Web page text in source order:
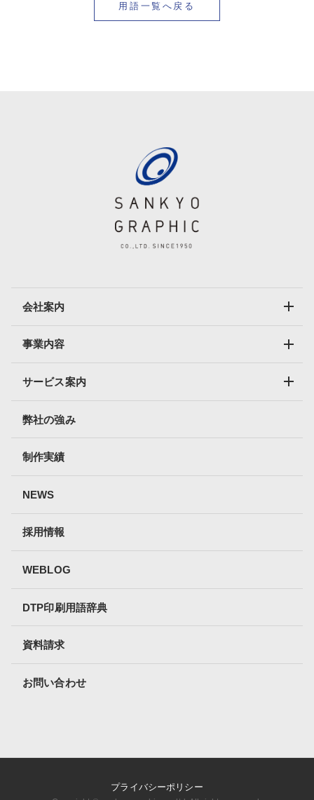
用語一覧へ戻る
会社案内
事業内容
サービス案内
弊社の強み
制作実績
NEWS
採用情報
WEBLOG
DTP印刷用語辞典
資料請求
お問い合わせ
プライバシーポリシー